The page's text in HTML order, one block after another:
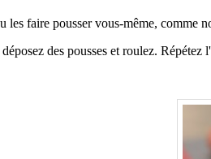
les faire pousser vous-même, comme
des pousses et roulez.